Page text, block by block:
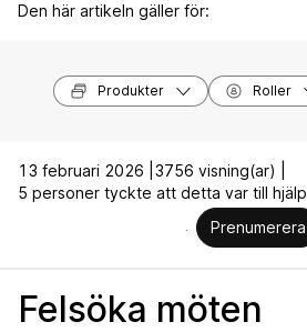
Den här artikeln gäller för:
Produkter Roller
13 februari 2026 | 3756 visning(ar) |
5 personer tyckte att detta var till hjälp
Prenumerera
Felsöka möten